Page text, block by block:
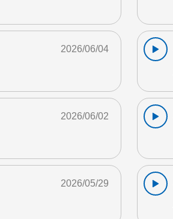
2026/06/04
2026/06/02
2026/05/29